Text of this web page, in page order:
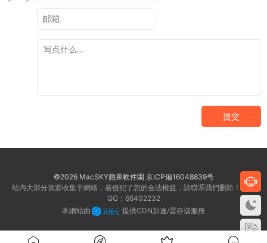
提交
©2026 MacSKY蘋果軟件園 京ICP備16048839号
站内大部分資源收集于網絡，若侵犯了您的合法權益，請聯系我們删除！客服
QQ：66402232
本網站由
提供CDN加速/雲存儲服務